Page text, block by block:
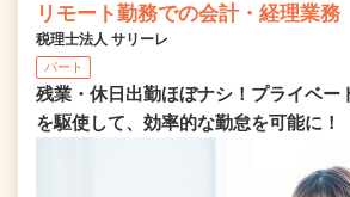
リモート勤務での会計・経理業務
税理士法人 サリーレ
パート
残業・休日出勤ほぼナシ！プライベー
を駆使して、効率的な勤怠を可能に！